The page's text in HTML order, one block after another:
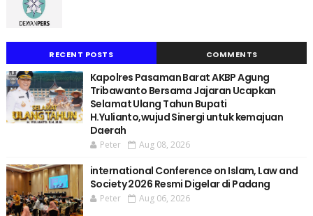
RECENT POSTS COMMENTS
Kapolres Pasaman Barat AKBP Agung
Tribawanto Bersama Jajaran Ucapkan
Selamat Ulang Tahun Bupati
H.Yulianto,wujud Sinergi untuk kemajuan
Daerah
Peter Aug 08, 2026
international Conference on Islam, Law and
Society 2026 Resmi Digelar di Padang
Peter Aug 06, 2026